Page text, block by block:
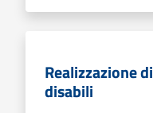
Realizzazione
disabili